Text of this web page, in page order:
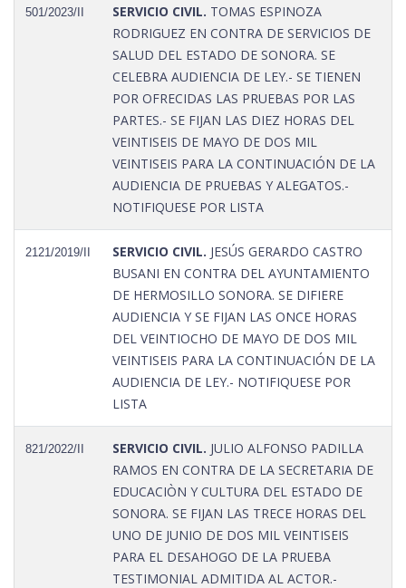
501/2023/II SERVICIO CIVIL. TOMAS ESPINOZA
RODRIGUEZ EN CONTRA DE SERVICIOS DE
SALUD DEL ESTADO DE SONORA. SE
CELEBRA AUDIENCIA DE LEY.- SE TIENEN
POR OFRECIDAS LAS PRUEBAS POR LAS
PARTES.- SE FIJAN LAS DIEZ HORAS DEL
VEINTISEIS DE MAYO DE DOS MIL
VEINTISEIS PARA LA CONTINUACIÓN DE LA
AUDIENCIA DE PRUEBAS Y ALEGATOS.-
NOTIFIQUESE POR LISTA
2121/2019/II SERVICIO CIVIL. JESÚS GERARDO CASTRO
BUSANI EN CONTRA DEL AYUNTAMIENTO
DE HERMOSILLO SONORA. SE DIFIERE
AUDIENCIA Y SE FIJAN LAS ONCE HORAS
DEL VEINTIOCHO DE MAYO DE DOS MIL
VEINTISEIS PARA LA CONTINUACIÓN DE LA
AUDIENCIA DE LEY.- NOTIFIQUESE POR
LISTA
821/2022/II SERVICIO CIVIL. JULIO ALFONSO PADILLA
RAMOS EN CONTRA DE LA SECRETARIA DE
EDUCACIÒN Y CULTURA DEL ESTADO DE
SONORA. SE FIJAN LAS TRECE HORAS DEL
UNO DE JUNIO DE DOS MIL VEINTISEIS
PARA EL DESAHOGO DE LA PRUEBA
TESTIMONIAL ADMITIDA AL ACTOR.-